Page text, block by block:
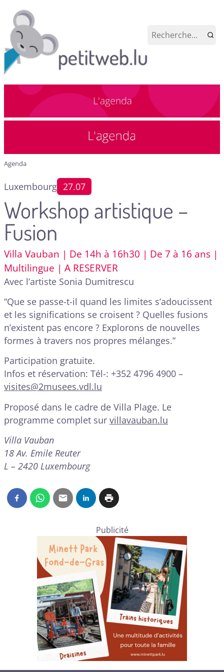
Agenda
Luxembourg 27.07
Workshop artistique –
Fusion
Villa Vauban | De 14h à 16h30 | De 7 à 16 ans |
Multilingue | A RESERVER
Avec l’artiste Sonia Dumitrescu
“Que se passe-t-il quand les limites s’adoucissent
et les significations se croisent ? Quelles fusions
n’existent pas encore ? Explorons de nouvelles
formes à travers nos propres mélanges.”
Participation gratuite.
Infos et réservation: Tél-: +352 4796 4900 –
visites@2musees.vdl.lu
Proposé dans le cadre de Villa Plage. Le
programme complet sur villavauban.lu
Villa Vauban
18 Av. Emile Reuter
L – 2420 Luxembourg
Publicité